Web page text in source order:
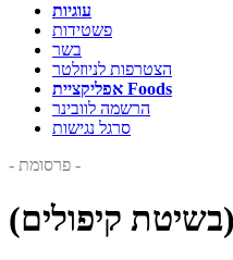
עוגיות
פשטידות
בשר
הצטרפות לניוזלטר
אפליקציית Foods
הרשמה לוובינר
סרגל נגישות
- פרסומת -
קיפולים)